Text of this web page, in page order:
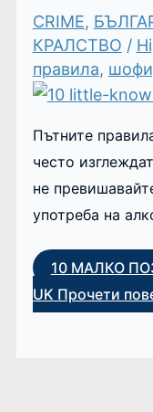
CRIME,
КРАЛСТВО /
правила,
Пътните
често
не
употреба на
10 МАЛКО
UK Прочети